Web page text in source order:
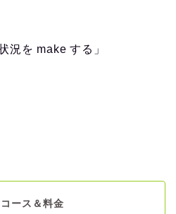
況を make する」
コース＆料金